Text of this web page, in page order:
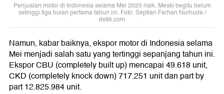
Penjualan motor di Indonesia selama Mei 2025 naik. Meski begitu belum
setinggi tiga bulan pertama tahun ini. Foto: Septian Farhan Nurhuda /
detik.com
Namun, kabar baiknya, ekspor motor di Indonesia selama
Mei menjadi salah satu yang tertinggi sepanjang tahun ini.
Ekspor CBU (completely built up) mencapai 49.618 unit,
CKD (completely knock down) 717.251 unit dan part by
part 12.825.984 unit.